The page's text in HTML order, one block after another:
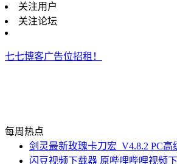
关注用户
关注论坛
七七博客广告位招租！
每周热点
剑灵最新玫瑰卡刀宏_V4.8.2 PC高
闪豆视频下载器 原哔哩哔哩视频